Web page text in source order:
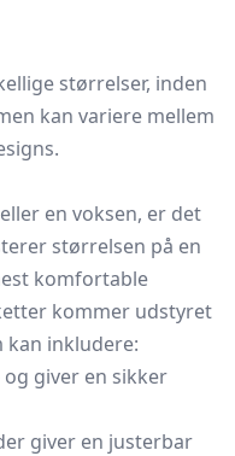
størrelser, inden
kan variere mellem
en voksen, er det
størrelsen på en
komfortable
kommer udstyret
kan inkludere:
giver en sikker
giver en justerbar